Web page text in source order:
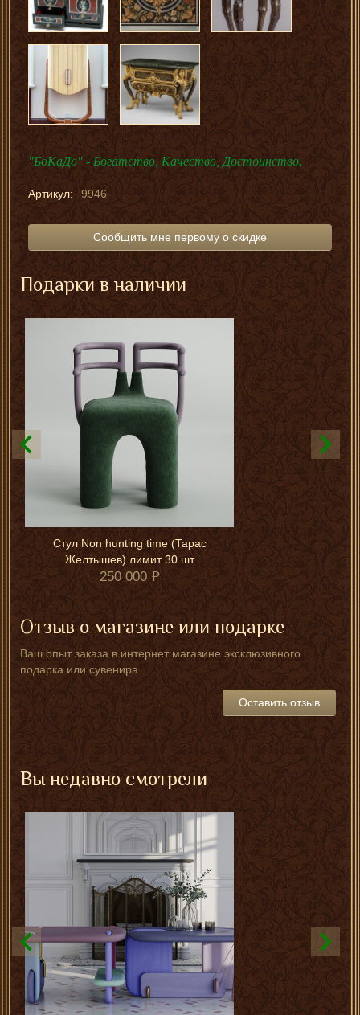
"БоКаДо" - Богатство, Качество, Достоинство.
Артикул: 9946
Сообщить мне первому о скидке
Подарки в наличии
Стул Non hunting time (Тарас
Желтышев) лимит 30 шт
250 000
Отзыв о магазине или подарке
Ваш опыт заказа в интернет магазине эксклюзивного
подарка или сувенира.
Оставить отзыв
Вы недавно смотрели